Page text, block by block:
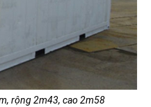
rộng 2m43, cao 2m58